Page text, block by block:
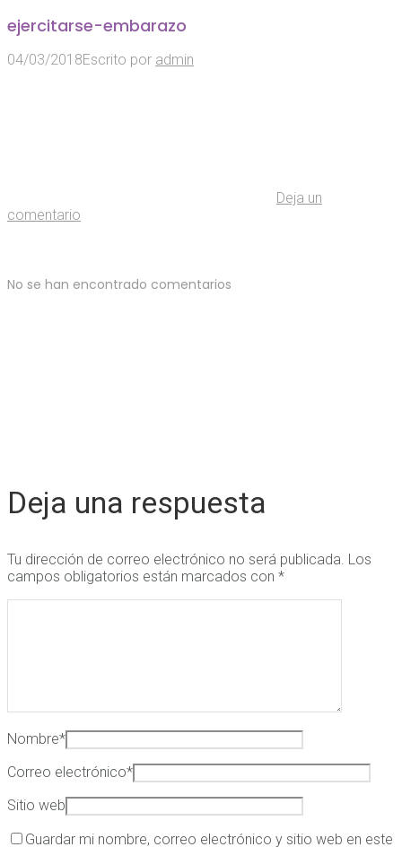
ejercitarse-embarazo
04/03/2018Escrito por admin
Deja un
comentario
No se han encontrado comentarios
Deja una respuesta
Tu dirección de correo electrónico no será publicada. Los
campos obligatorios están marcados con *
Nombre*
Correo electrónico*
Sitio web
Guardar mi nombre, correo electrónico y sitio web en este